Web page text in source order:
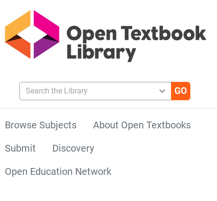
Search the Library
Browse Subjects
About Open Textbooks
Submit
Discovery
Open Education Network